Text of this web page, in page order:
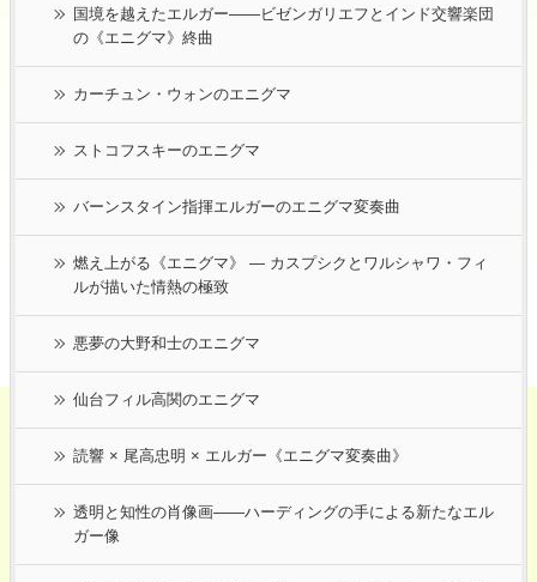
国境を越えたエルガー――ビゼンガリエフとインド交響楽団
の《エニグマ》終曲
カーチュン・ウォンのエニグマ
ストコフスキーのエニグマ
バーンスタイン指揮エルガーのエニグマ変奏曲
燃え上がる《エニグマ》 ― カスプシクとワルシャワ・フィ
ルが描いた情熱の極致
悪夢の大野和士のエニグマ
仙台フィル高関のエニグマ
読響 × 尾高忠明 × エルガー《エニグマ変奏曲》
透明と知性の肖像画――ハーディングの手による新たなエル
ガー像